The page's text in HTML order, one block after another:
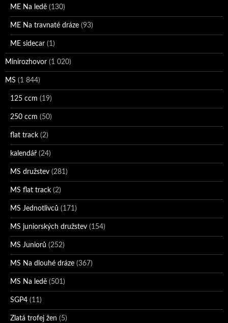
ME Na ledě (130)
ME Na travnaté dráze (93)
ME sidecar (1)
Minirozhovor (1 020)
MS (1 844)
125 ccm (19)
250 ccm (50)
flat track (2)
kalendář (24)
MS družstev (281)
MS flat track (2)
MS Jednotlivců (171)
MS juniorských družstev (154)
MS Juniorů (252)
MS Na dlouhé dráze (367)
MS Na ledě (501)
SGP4 (11)
Zlatá trofej žen (5)